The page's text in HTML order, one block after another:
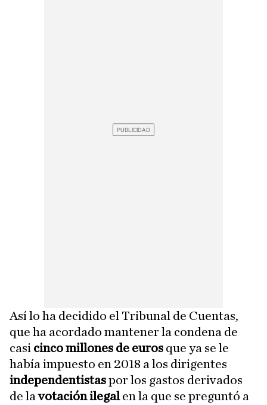
Así lo ha decidido el Tribunal de Cuentas,
que ha acordado mantener la condena de
casi cinco millones de euros que ya se le
había impuesto en 2018 a los dirigentes
independentistaspor los gastos derivados
de lavotación ilegalen la que se preguntó a